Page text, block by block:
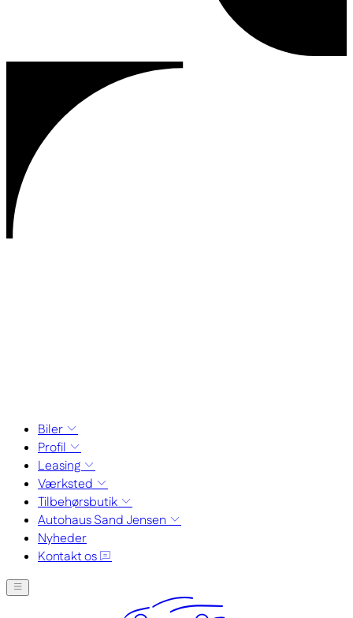
Biler
Profil
Leasing
Værksted
Tilbehørsbutik
Autohaus Sand Jensen
Nyheder
Kontakt os